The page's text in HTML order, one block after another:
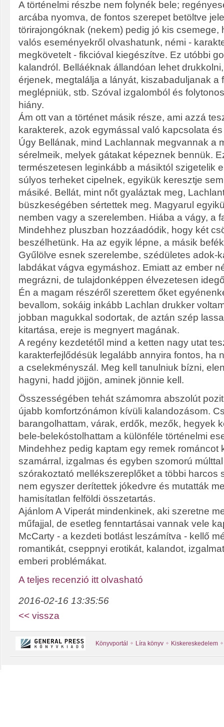
A történelmi részbe nem folynék bele;
arcába nyomva, de fontos szerepet betöltve
törirajongóknak (nekem) pedig jó kis csemege,
valós eseményekről olvashatunk, némi -
megkövetelt - fikcióval kiegészítve. Ez utóbbi
kalandról. Belláéknak állandóan lehet
érjenek, megtalálja a lányát, kiszabaduljanak a
meglépniük, stb. Szóval izgalomból és
hiány.
Ám ott van a történet másik része, ami azzá
karakterek, azok egymással való kapcsolata
Úgy Bellának, mind Lachlannak megvannak a
sérelmeik, melyek gátakat képeznek bennük.
természetesen leginkább a másiktól szigetelik
súlyos terheket cipelnek, egyikük keresztje
másiké. Bellát, mint nőt gyaláztak meg,
büszkeségében sértettek meg. Magyarul
nemben vagy a szerelemben. Hiába a vágy, a
Mindehhez pluszban hozzáadódik, hogy két
beszélhetünk. Ha az egyik lépne, a másik
Gyűlölve esnek szerelembe, szédületes adok-
labdákat vágva egymáshoz. Emiatt az ember
megrázni, de tulajdonképpen élvezetesen
Én a magam részéről szerettem őket
bevallom, sokáig inkább Lachlan drukker
jobban magukkal sodortak, de aztán szép
kitartása, ereje is megnyert magának.
A regény kezdetétől mind a ketten nagy utat
karakterfejlődésük legalább annyira fontos, ha
a cselekményszál. Meg kell tanulniuk bízni,
hagyni, hadd jöjjön, aminek jönnie kell.
Összességében tehát számomra abszolút
újabb komfortzónámon kívüli kalandozásom.
barangolhattam, várak, erdők, mezők, hegyek
bele-belekóstolhattam a különféle történelmi
Mindehhez pedig kaptam egy remek románcot
szamárral, izgalmas és egyben szomorú
szórakoztató mellékszereplőket a többi harcos
nem egyszer derítettek jókedvre és mutatták
hamisítatlan felföldi összetartás.
Ajánlom A Viperát mindenkinek, aki szeretne
műfajjal, de esetleg fenntartásai vannak vele
McCarty - a kezdeti botlást leszámítva - kellő
romantikát, cseppnyi erotikát, kalandot,
emberi problémákat.
A teljes recenzió itt olvasható
2016-02-16 13:35:56
<< vissza
Könyvportál Líra könyv Kiskereskedelem